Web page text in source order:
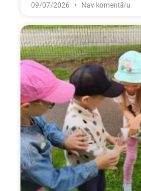
09/07/2026 Nav komentāru